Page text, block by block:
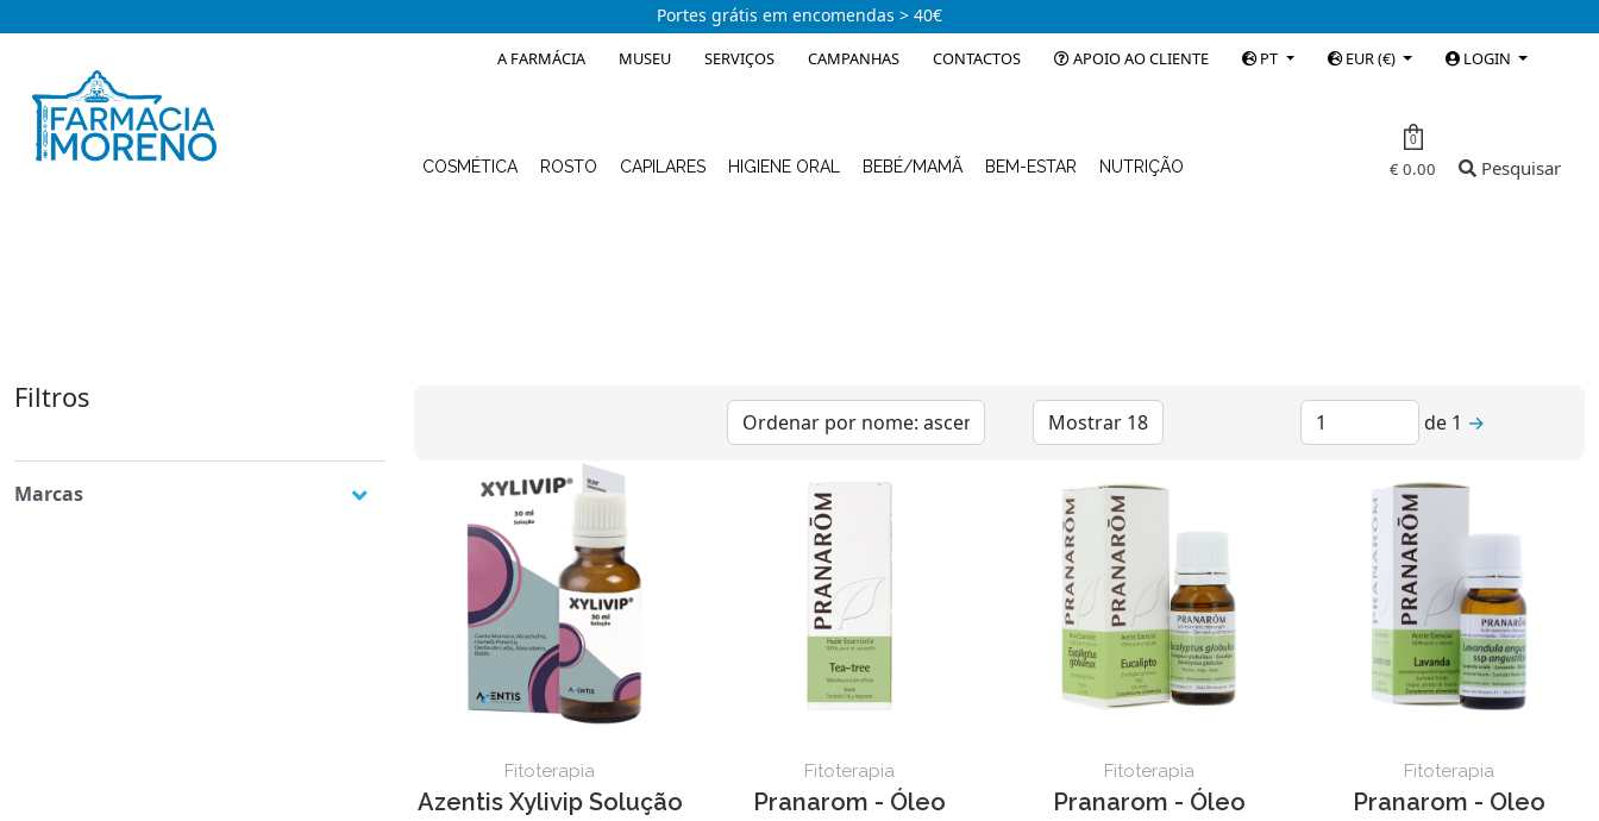
Portes grátis em encomendas > 40€
A FARMÁCIA MUSEU SERVIÇOS CAMPANHAS CONTACTOS APOIO AO CLIENTE PT EUR (€) LOGIN
COSMÉTICA ROSTO CAPILARES HIGIENE ORAL BEBÉ/MAMÃ BEM-ESTAR NUTRIÇÃO
0
€ 0.00 Pesquisar
Filtros
Marcas
de 1 →
Fitoterapia
Azentis Xylivip Solução
Fitoterapia
Pranarom - Óleo
Fitoterapia
Pranarom - Óleo
Fitoterapia
Pranarom - Oleo